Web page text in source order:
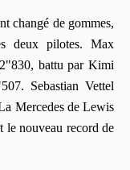
changé de gommes,
deux pilotes. Max
battu par Kimi
Sebastian Vettel
Mercedes de Lewis
le nouveau record de